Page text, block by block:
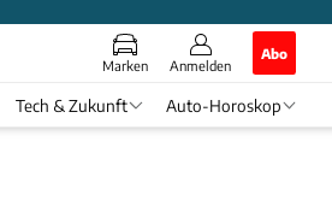
Marken Anmelden
Abo
Tech & Zukunft Auto-Horoskop